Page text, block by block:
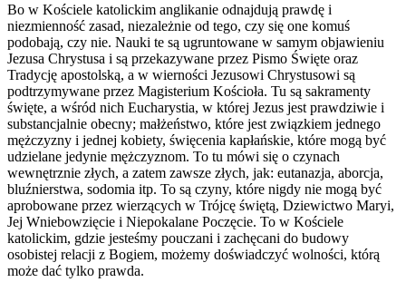
Bo w Kościele katolickim anglikanie odnajdują prawdę i
niezmienność zasad, niezależnie od tego, czy się one komuś
podobają, czy nie. Nauki te są ugruntowane w samym objawieniu
Jezusa Chrystusa i są przekazywane przez Pismo Święte oraz
Tradycję apostolską, a w wierności Jezusowi Chrystusowi są
podtrzymywane przez Magisterium Kościoła. Tu są sakramenty
święte, a wśród nich Eucharystia, w której Jezus jest prawdziwie i
substancjalnie obecny; małżeństwo, które jest związkiem jednego
mężczyzny i jednej kobiety, święcenia kapłańskie, które mogą być
udzielane jedynie mężczyznom. To tu mówi się o czynach
wewnętrznie złych, a zatem zawsze złych, jak: eutanazja, aborcja,
bluźnierstwa, sodomia itp. To są czyny, które nigdy nie mogą być
aprobowane przez wierzących w Trójcę świętą, Dziewictwo Maryi,
Jej Wniebowzięcie i Niepokalane Poczęcie. To w Kościele
katolickim, gdzie jesteśmy pouczani i zachęcani do budowy
osobistej relacji z Bogiem, możemy doświadczyć wolności, którą
może dać tylko prawda.